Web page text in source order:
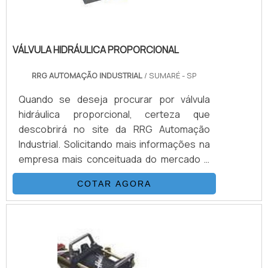
consultores e solicite um orçamento!
VÁLVULA HIDRÁULICA PROPORCIONAL
RRG AUTOMAÇÃO INDUSTRIAL / SUMARÉ - SP
Quando se deseja procurar por válvula
hidráulica proporcional, certeza que
descobrirá no site da RRG Automação
Industrial. Solicitando mais informações na
empresa mais conceituada do mercado e
encontrando a melhor referência em
qualidade.Quando a busca é por válvula
hidráulica proporcional, com a melhor mão
conseguirá eficiência com desconto à vista
via Pix.OUTRAS INFORMAÇÕES SOBRE
VÁLVULA HIDRÁULICA PROPORCIONALHá
COTAR AGORA